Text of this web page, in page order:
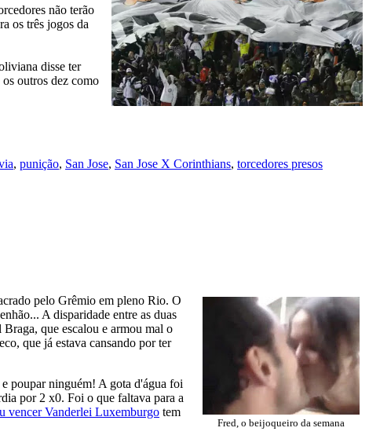
não terão
os três jogos da
disse ter
outros dez como
, punição, San Jose, San Jose X Corinthians, torcedores presos
Fred, o beijoqueiro da semana
pelo Grêmio em pleno Rio. O
A disparidade entre as duas
que escalou e armou mal o
que já estava cansando por ter
poupar ninguém! A gota d'água foi
por 2 x0. Foi o que faltava para a
vencer Vanderlei Luxemburgo tem